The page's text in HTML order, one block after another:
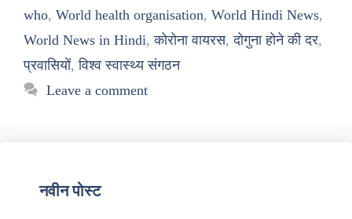
who, World health organisation, World Hindi News,
World News in Hindi,कोरोना वायरस,दोगुना होने की दर,
प्रवासियों,विश्व स्वास्थ्य संगठन
Leave a comment
नवीन पोस्ट